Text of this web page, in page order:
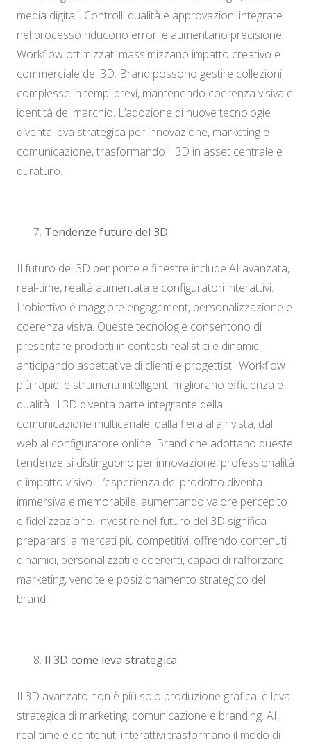
media digitali. Controlli qualità e approvazioni integrate
nel processo riducono errori e aumentano precisione.
Workflow ottimizzati massimizzano impatto creativo e
commerciale del 3D. Brand possono gestire collezioni
complesse in tempi brevi, mantenendo coerenza visiva e
identità del marchio. L’adozione di nuove tecnologie
diventa leva strategica per innovazione, marketing e
comunicazione, trasformando il 3D in asset centrale e
duraturo.
Tendenze future del 3D
Il futuro del 3D per porte e finestre include AI avanzata,
real-time, realtà aumentata e configuratori interattivi.
L’obiettivo è maggiore engagement, personalizzazione e
coerenza visiva. Queste tecnologie consentono di
presentare prodotti in contesti realistici e dinamici,
anticipando aspettative di clienti e progettisti. Workflow
più rapidi e strumenti intelligenti migliorano efficienza e
qualità. Il 3D diventa parte integrante della
comunicazione multicanale, dalla fiera alla rivista, dal
web al configuratore online. Brand che adottano queste
tendenze si distinguono per innovazione, professionalità
e impatto visivo. L’esperienza del prodotto diventa
immersiva e memorabile, aumentando valore percepito
e fidelizzazione. Investire nel futuro del 3D significa
prepararsi a mercati più competitivi, offrendo contenuti
dinamici, personalizzati e coerenti, capaci di rafforzare
marketing, vendite e posizionamento strategico del
brand.
Il 3D come leva strategica
Il 3D avanzato non è più solo produzione grafica: è leva
strategica di marketing, comunicazione e branding. AI,
real-time e contenuti interattivi trasformano il modo di